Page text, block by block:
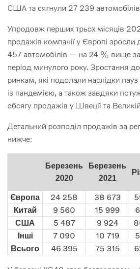
США та сягнули 27 239
Упродовж перших трьох місяців
продажів компанії у Європі зросли
457 автомобілів — на 24 % вище
період минулого року. Зростання
ринкам, які подолали наслідки пауз
із пандемією, а також завдяки
обсягу продажів у Швеції та
Детальний розподіл продажів за
нижче:
Березень
2020
Березень
2021
Європа 24 258 38 673
Китай 9 560 15 999
США 5 487 9 924
Інші 7 090 10 719
Всього 46 395 75 315